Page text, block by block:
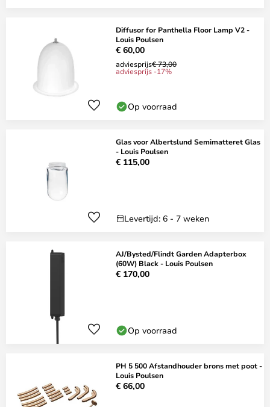
Diffusor for Panthella Floor Lamp V2 -
Louis Poulsen
€ 60,00
adviesprijs€ 73,00
adviesprijs -17%
Op voorraad
Glas voor Albertslund Semimatteret Glas
- Louis Poulsen
€ 115,00
Levertijd: 6 - 7 weken
AJ/Bysted/Flindt Garden Adapterbox
(60W) Black - Louis Poulsen
€ 170,00
Op voorraad
PH 5 500 Afstandhouder brons met poot -
Louis Poulsen
€ 66,00